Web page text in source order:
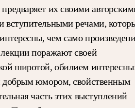
их своими
вступительными речами,
чем само
поражают своей
широтой, обилием
добрым юмором, свойственным
часть этих выступлений